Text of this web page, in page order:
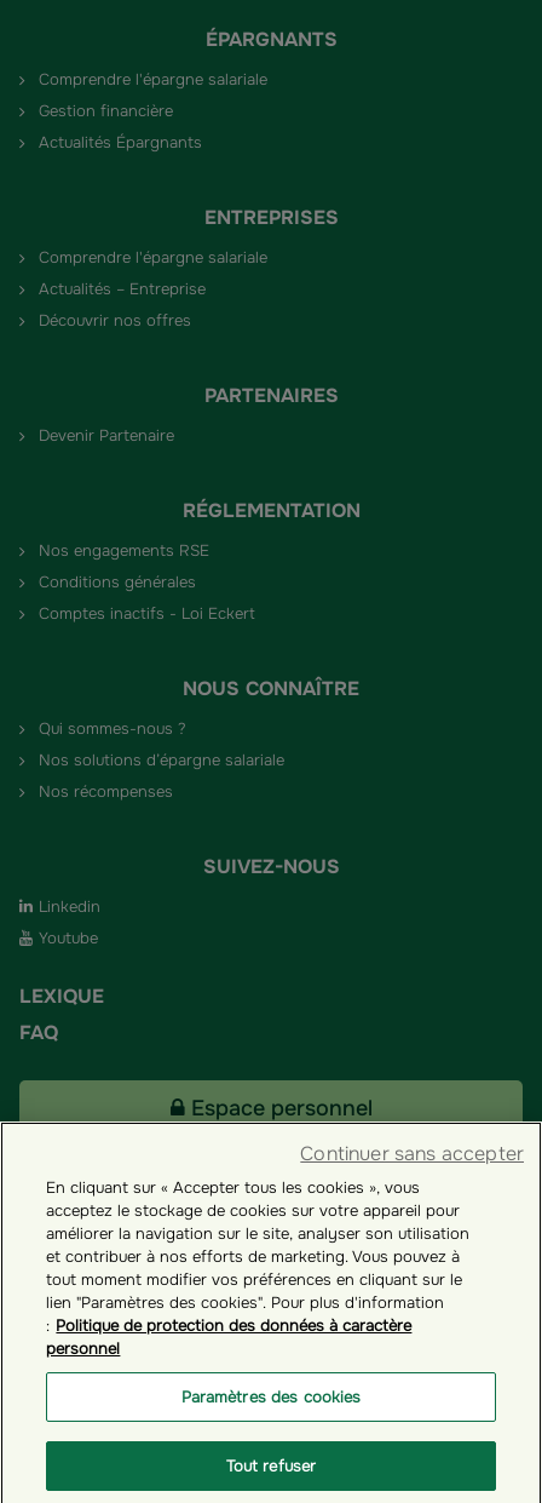
ÉPARGNANTS
Comprendre l'épargne salariale
Gestion financière
Actualités Épargnants
ENTREPRISES
Comprendre l'épargne salariale
Actualités – Entreprise
Découvrir nos offres
PARTENAIRES
Devenir Partenaire
RÉGLEMENTATION
Nos engagements RSE
Conditions générales
Comptes inactifs - Loi Eckert
NOUS CONNAÎTRE
Qui sommes-nous ?
Nos solutions d’épargne salariale
Nos récompenses
SUIVEZ-NOUS
Linkedin
Youtube
LEXIQUE
FAQ
Espace personnel
Tous nos fonds
Contact
Groupama ES
Paramètres des cookies
En cliquant sur « Accepter tous les cookies », vous
acceptez le stockage de cookies sur votre appareil pour
améliorer la navigation sur le site, analyser son utilisation
et contribuer à nos efforts de marketing. Vous pouvez à
tout moment modifier vos préférences en cliquant sur le
lien "Paramètres des cookies". Pour plus d'information
: Politique de protection des données à caractère
personnel
Paramètres des cookies
Tout refuser
Continuer sans accepter